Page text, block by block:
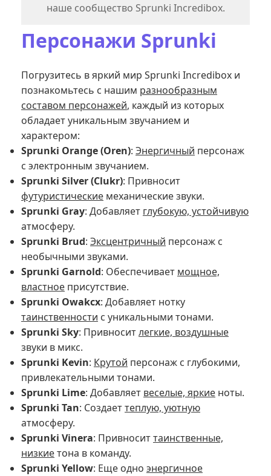
наше сообщество Sprunki Incredibox.
Персонажи Sprunki
Погрузитесь в яркий мир Sprunki Incredibox и
познакомьтесь с нашим разнообразным
составом персонажей, каждый из которых
обладает уникальным звучанием и
характером:
Sprunki Orange (Oren): Энергичный персонаж
с электронным звучанием.
Sprunki Silver (Clukr): Привносит
футуристические механические звуки.
Sprunki Gray: Добавляет глубокую, устойчивую
атмосферу.
Sprunki Brud: Эксцентричный персонаж с
необычными звуками.
Sprunki Garnold: Обеспечивает мощное,
властное присутствие.
Sprunki Owakcx: Добавляет нотку
таинственности с уникальными тонами.
Sprunki Sky: Привноситлегкие, воздушные
звуки в микс.
Sprunki Kevin: Крутой персонаж с глубокими,
привлекательными тонами.
Sprunki Lime: Добавляет веселые, яркие ноты.
Sprunki Tan: Создаеттеплую, уютную
атмосферу.
Sprunki Vinera: Привноситтаинственные,
низкиетона в команду.
Sprunki Yellow: Еще одно энергичное